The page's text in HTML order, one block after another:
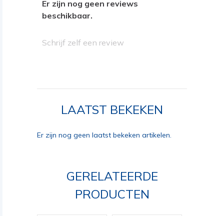
Er zijn nog geen reviews
beschikbaar.
Schrijf zelf een review
LAATST BEKEKEN
Er zijn nog geen laatst bekeken artikelen.
GERELATEERDE
PRODUCTEN